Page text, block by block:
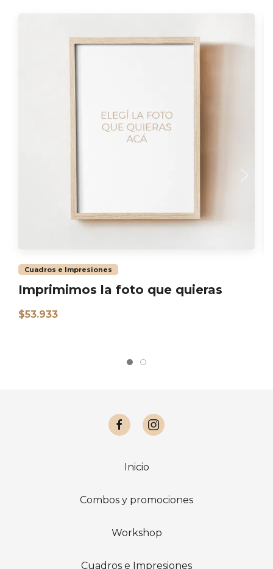
Cuadros e Impresiones
Imprimimos la foto que quieras
$53.933
Inicio
Combos y promociones
Workshop
Cuadros e Impresiones